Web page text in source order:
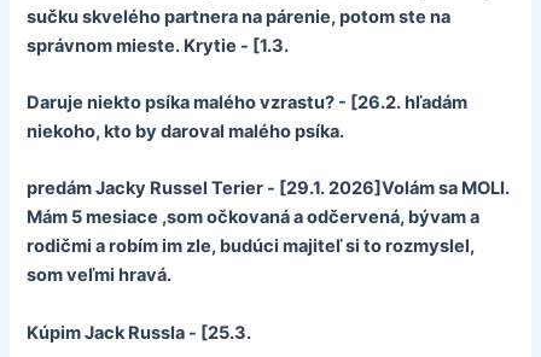
sučku skvelého partnera na párenie, potom ste na
správnom mieste. Krytie - [1.3.
Daruje niekto psíka malého vzrastu? - [26.2. hľadám
niekoho, kto by daroval malého psíka.
predám Jacky Russel Terier - [29.1. 2026]Volám sa MOLI.
Mám 5 mesiace ,som očkovaná a odčervená, bývam a
rodičmi a robím im zle, budúci majiteľ si to rozmyslel,
som veľmi hravá.
Kúpim Jack Russla - [25.3.